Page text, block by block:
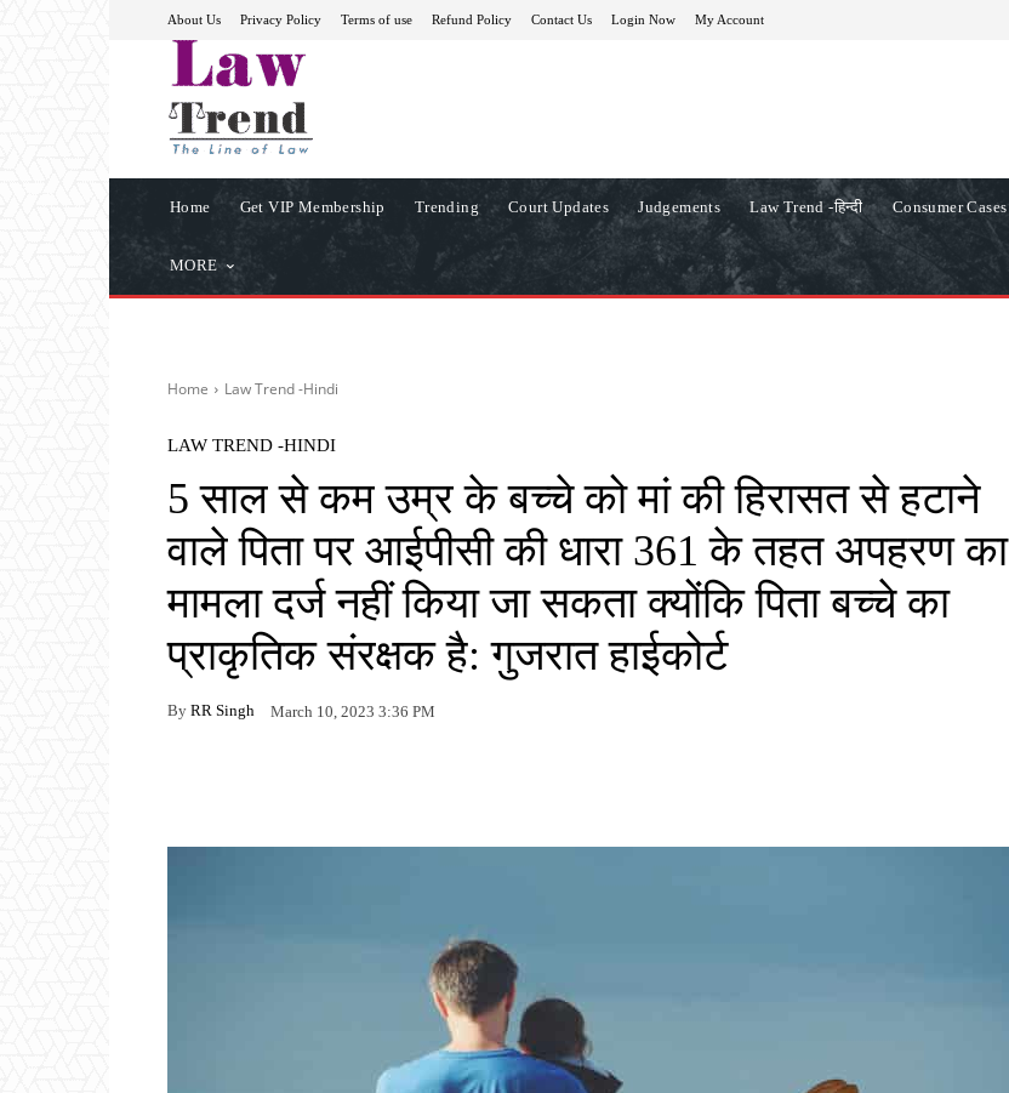
About Us Privacy Policy Terms of use Refund Policy Contact Us Login Now My Account
Home Get VIP Membership Trending Court Updates Judgements Law Trend -हिन्दी Consumer Cases
MORE
Home Law Trend -Hindi
LAW TREND -HINDI
5 साल से कम उम्र के बच्चे को मां की हिरासत से हटाने
वाले पिता पर आईपीसी की धारा 361 के तहत अपहरण का
मामला दर्ज नहीं किया जा सकता क्योंकि पिता बच्चे का
प्राकृतिक संरक्षक है: गुजरात हाईकोर्ट
By RR Singh March 10, 2023 3:36 PM